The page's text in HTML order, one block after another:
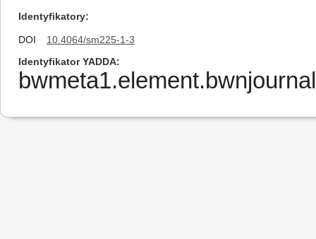
Identyfikatory
DOI
10.4064/sm225-1-3
Identyfikator YADDA